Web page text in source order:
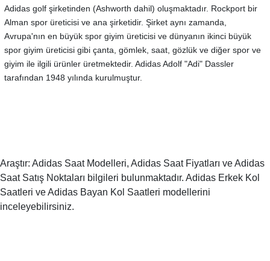
Adidas golf şirketinden (Ashworth dahil) oluşmaktadır. Rockport bir
Alman spor üreticisi ve ana şirketidir. Şirket aynı zamanda,
Avrupa'nın en büyük spor giyim üreticisi ve dünyanın ikinci büyük
spor giyim üreticisi gibi çanta, gömlek, saat, gözlük ve diğer spor ve
giyim ile ilgili ürünler üretmektedir. Adidas Adolf "Adi" Dassler
tarafından 1948 yılında kurulmuştur.
Araştır: Adidas Saat Modelleri, Adidas Saat Fiyatları ve Adidas
Saat Satış Noktaları bilgileri bulunmaktadır. Adidas Erkek Kol
Saatleri ve Adidas Bayan Kol Saatleri modellerini
inceleyebilirsiniz.